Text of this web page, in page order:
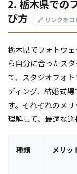
2. 栃木県での
び方
🔗 リンクをコ
栃木県でフォトウ
ら自分に合ったス
て、スタジオフォ
ディング、結婚式
す。それぞれのメ
理解して、最適な選
種類 メリッ